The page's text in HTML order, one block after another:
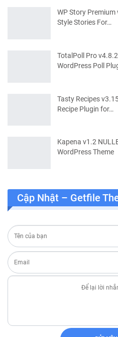
WP Story
Style Stories For…
TotalPoll Pro
WordPress Poll
Tasty Recipes
Recipe Plugin for…
Kapena v1.2
WordPress Theme
Cập Nhật – Getfile